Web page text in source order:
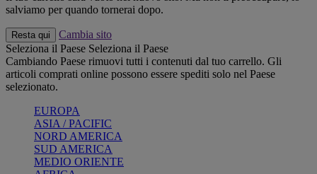
salviamo per quando tornerai dopo.
Resta qui
Cambia sito
Seleziona il Paese Seleziona il Paese
Cambiando Paese rimuovi tutti i contenuti dal tuo carrello. Gli
articoli comprati online possono essere spediti solo nel Paese
selezionato.
EUROPA
ASIA / PACIFIC
NORD AMERICA
SUD AMERICA
MEDIO ORIENTE